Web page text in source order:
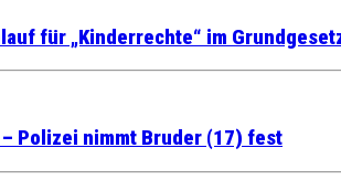
für „Kinderrechte“ im
Polizei nimmt Bruder (17) fest